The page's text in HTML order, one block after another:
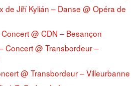
de Jiří Kylián – Danse @ Opéra de
@ CDN – Besançon
Concert @ Transbordeur –
@ Transbordeur – Villeurbanne